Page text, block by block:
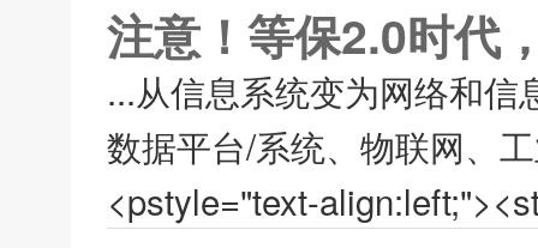
注意！等保2.0时代
...从信息系统变为网络和
数据平台/系统、物联网、
<pstyle="text-